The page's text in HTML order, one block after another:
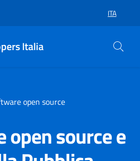
tab ITA
Italia
open source
source e